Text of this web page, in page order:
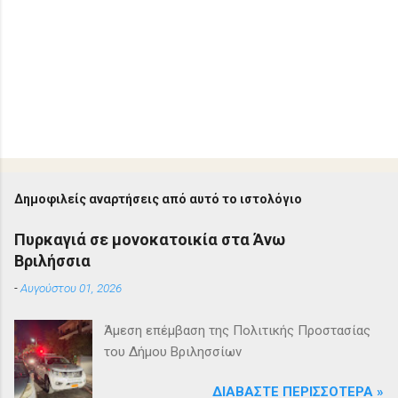
Δημοφιλείς αναρτήσεις από αυτό το ιστολόγιο
Πυρκαγιά σε μονοκατοικία στα Άνω
Βριλήσσια
-Αυγούστου 01, 2026
Άμεση επέμβαση της Πολιτικής Προστασίας
του Δήμου Βριλησσίων
ΔΙΑΒΆΣΤΕ ΠΕΡΙΣΣΌΤΕΡΑ »